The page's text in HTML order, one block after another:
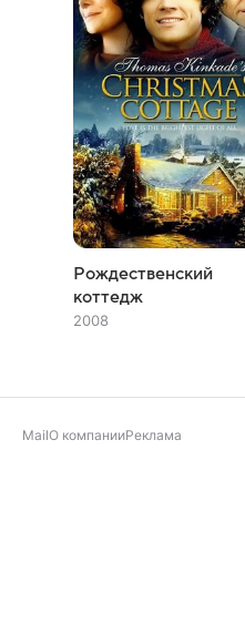
Рождественский
коттедж
2008
MailО компанииРеклама